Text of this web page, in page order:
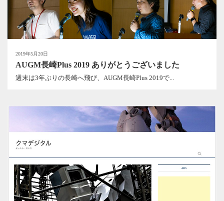
2019年5月20日
AUGM長崎Plus 2019 ありがとうございました
週末は3年ぶりの長崎へ飛び、AUGM長崎Plus 2019で...